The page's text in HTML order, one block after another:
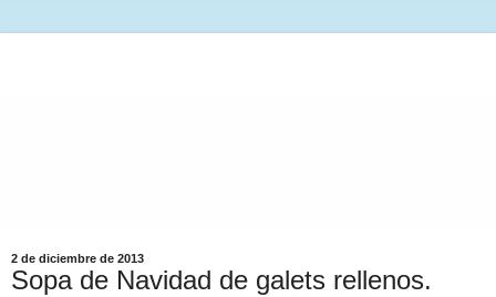
2 de diciembre de 2013
Sopa de Navidad de galets rellenos.